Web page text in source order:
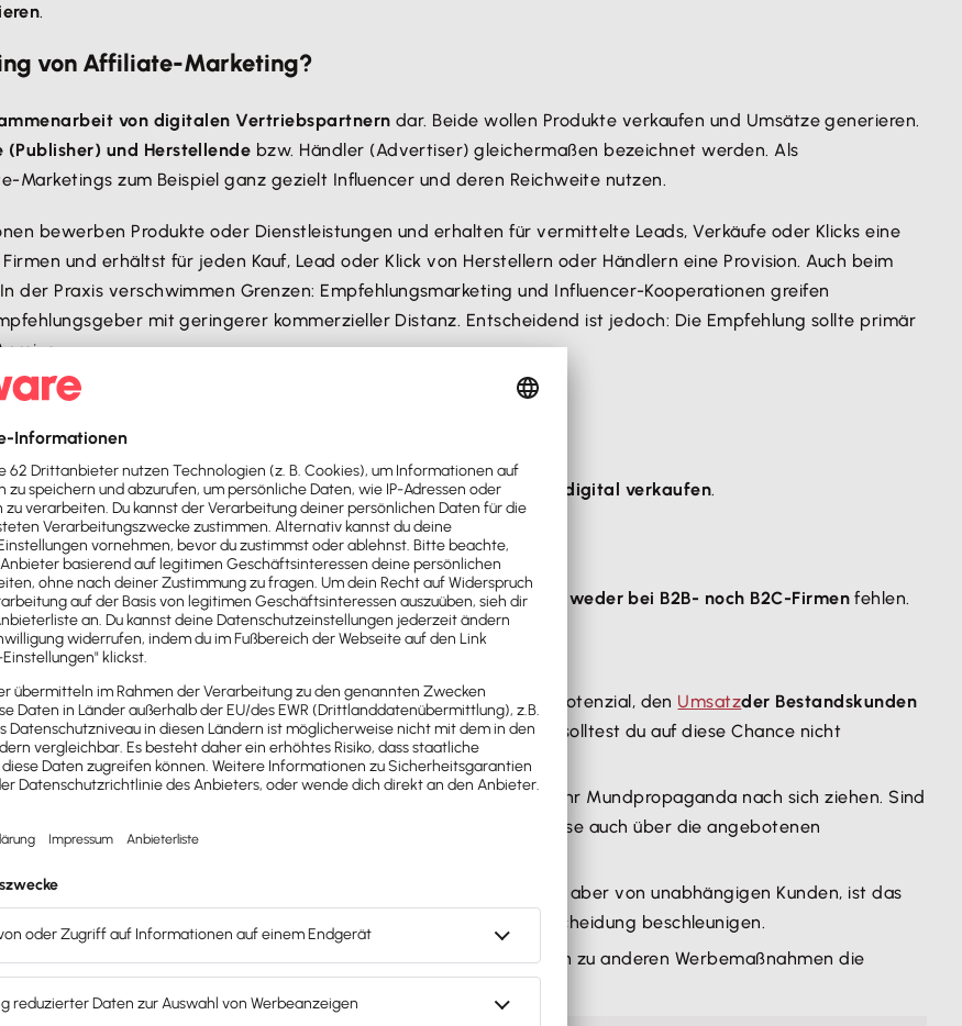
.
von Affiliate-Marketing?
von digitalen Vertriebspartnern dar. Beide wollen Produkte verkaufen und Umsätze generieren.
(Publisher) und Herstellende bzw. Händler (Advertiser) gleichermaßen bezeichnet werden. Als
Marketings zum Beispiel ganz gezielt Influencer und deren Reichweite nutzen.
bewerben Produkte oder Dienstleistungen und erhalten für vermittelte Leads, Verkäufe oder Klicks eine
und erhältst für jeden Kauf, Lead oder Klick von Herstellern oder Händlern eine Provision. Auch beim
der Praxis verschwimmen Grenzen: Empfehlungsmarketing und Influencer-Kooperationen greifen
mit geringerer kommerzieller Distanz. Entscheidend ist jedoch: Die Empfehlung sollte primär
Empfehlung:
hohe Kundenzufriedenheit.
(Publisher sowie Advertiser) in den Mittelpunkt und willProdukte digital verkaufen.
nicht an die Konkurrenz zu verlieren, darf Empfehlungsmarketing weder bei B2B- noch B2C-Firmen fehlen.
einen Blick:
Neukunden. Effizientes Empfehlungsmarketing birgt in sich das Potenzial, den Umsatzder Bestandskunden
Zeiten von breit aufgestellten Vertriebs- und Marketingstrukturen solltest du auf diese Chance nicht
dazu, ihre Erfahrungen zu teilen, kann das schrittweise mehr Mundpropaganda nach sich ziehen. Sind
möglicherweise auch über die angebotenen
plakativ und eine Form des Selbstlobs. Kommt die Empfehlung aber von unabhängigen Kunden, ist das
Gleichzeitig kann eine entsprechende Empfehlung die Kaufentscheidung beschleunigen.
für das Empfehlungsmarketing aufgesetzt, sind im Vergleich zu anderen Werbemaßnahmen die
so aus, dass sie deine